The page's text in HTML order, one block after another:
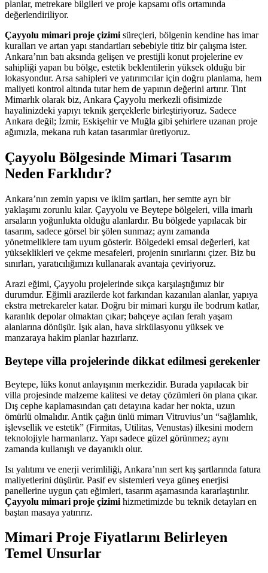
Çayyolu mimari proje çizimi süreçleri, bölgenin kendine has imar
kuralları ve artan yapı standartları sebebiyle titiz bir çalışma ister.
Ankara’nın batı aksında gelişen ve prestijli konut projelerine ev
sahipliği yapan bu bölge, estetik beklentilerin yüksek olduğu bir
lokasyondur. Arsa sahipleri ve yatırımcılar için doğru planlama, hem
maliyeti kontrol altında tutar hem de yapının değerini artırır. Tint
Mimarlık olarak biz, Ankara Çayyolu merkezli ofisimizde
hayalinizdeki yapıyı teknik gerçeklerle birleştiriyoruz. Sadece
Ankara değil; İzmir, Eskişehir ve Muğla gibi şehirlere uzanan proje
ağımızla, mekana ruh katan tasarımlar üretiyoruz.
Çayyolu Bölgesinde Mimari Tasarım
Neden Farklıdır?
Ankara’nın zemin yapısı ve iklim şartları, her semtte ayrı bir
yaklaşımı zorunlu kılar. Çayyolu ve Beytepe bölgeleri, villa imarlı
arsaların yoğunlukta olduğu alanlardır. Bu bölgede yapılacak bir
tasarım, sadece görsel bir şölen sunmaz; aynı zamanda
yönetmeliklere tam uyum gösterir. Bölgedeki emsal değerleri, kat
yükseklikleri ve çekme mesafeleri, projenin sınırlarını çizer. Biz bu
sınırları, yaratıcılığımızı kullanarak avantaja çeviriyoruz.
Arazi eğimi, Çayyolu projelerinde sıkça karşılaştığımız bir
durumdur. Eğimli arazilerde kot farkından kazanılan alanlar, yapıya
ekstra metrekareler katar. Doğru bir mimari kurgu ile bodrum katlar,
karanlık depolar olmaktan çıkar; bahçeye açılan ferah yaşam
alanlarına dönüşür. Işık alan, hava sirkülasyonu yüksek ve
manzaraya hakim planlar hazırlarız.
Beytepe villa projelerinde dikkat edilmesi gerekenler
Beytepe, lüks konut anlayışının merkezidir. Burada yapılacak bir
villa projesinde malzeme kalitesi ve detay çözümleri ön plana çıkar.
Dış cephe kaplamasından çatı detayına kadar her nokta, uzun
ömürlü olmalıdır. Antik çağın ünlü mimarı Vitruvius’un “sağlamlık,
işlevsellik ve estetik” (Firmitas, Utilitas, Venustas) ilkesini modern
teknolojiyle harmanlarız. Yapı sadece güzel görünmez; aynı
zamanda kullanışlı ve dayanıklı olur.
Isı yalıtımı ve enerji verimliliği, Ankara’nın sert kış şartlarında fatura
maliyetlerini düşürür. Pasif ev sistemleri veya güneş enerjisi
panellerine uygun çatı eğimleri, tasarım aşamasında kararlaştırılır.
Çayyolu mimari proje çizimi hizmetimizde bu teknik detayları en
baştan masaya yatırırız.
Mimari Proje Fiyatlarını Belirleyen
Temel Unsurlar